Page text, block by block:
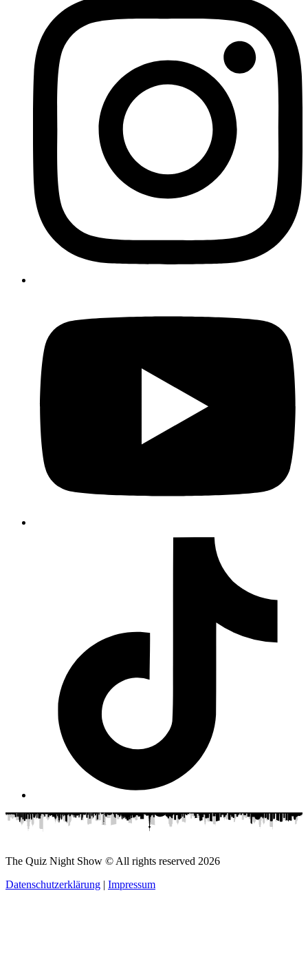
The Quiz Night Show © All rights reserved 2026
Datenschutzerklärung | Impressum